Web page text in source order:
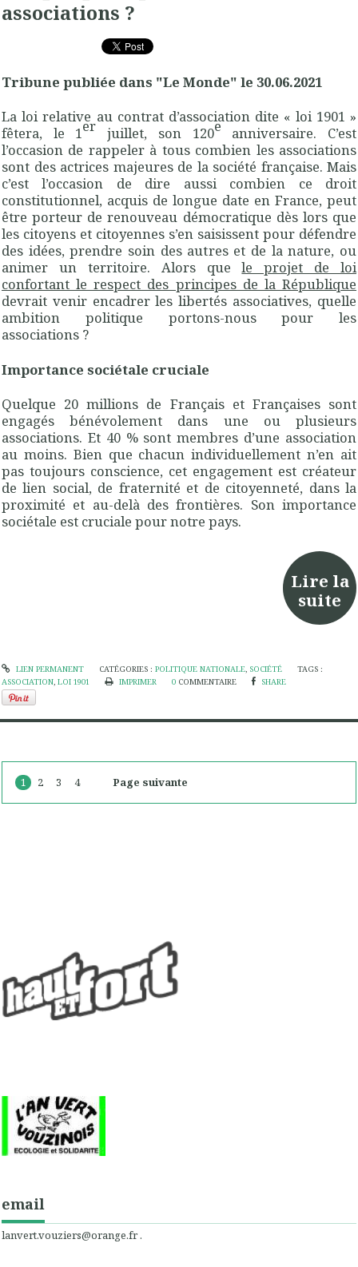
associations ?
Tribune publiée dans "Le Monde" le 30.06.2021
La loi relative au contrat d’association dite « loi 1901 »
fêtera, le 1er juillet, son 120eanniversaire. C’est
l’occasion de rappeler à tous combien les associations
sont des actrices majeures de la société française. Mais
c’est l’occasion de dire aussi combien ce droit
constitutionnel, acquis de longue date en France, peut
être porteur de renouveau démocratique dès lors que
les citoyens et citoyennes s’en saisissent pour défendre
des idées, prendre soin des autres et de la nature, ou
animer un territoire. Alors quele projet de loi
confortant le respect des principes de la République
devrait venir encadrer les libertés associatives, quelle
ambition politique portons-nous pour les
associations ?
Importance sociétale cruciale
Quelque 20 millions de Français et Françaises sont
engagés bénévolement dans une ou plusieurs
associations. Et 40 % sont membres d’une association
au moins. Bien que chacun individuellement n’en ait
pas toujours conscience, cet engagement est créateur
de lien social, de fraternité et de citoyenneté, dans la
proximité et au-delà des frontières. Son importance
sociétale est cruciale pour notre pays.
Lire la
suite
LIEN PERMANENT CATÉGORIES : POLITIQUE NATIONALE, SOCIÉTÉ
TAGS :
ASSOCIATION, LOI 1901 IMPRIMER 0 COMMENTAIRE SHARE
1 2 3 4 Page suivante
email
lanvert.vouziers@orange.fr .